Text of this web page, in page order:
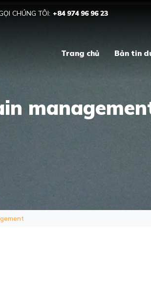
CHÚNG TÔI: +84 974 96 96 23
Trang chủ Bản tin